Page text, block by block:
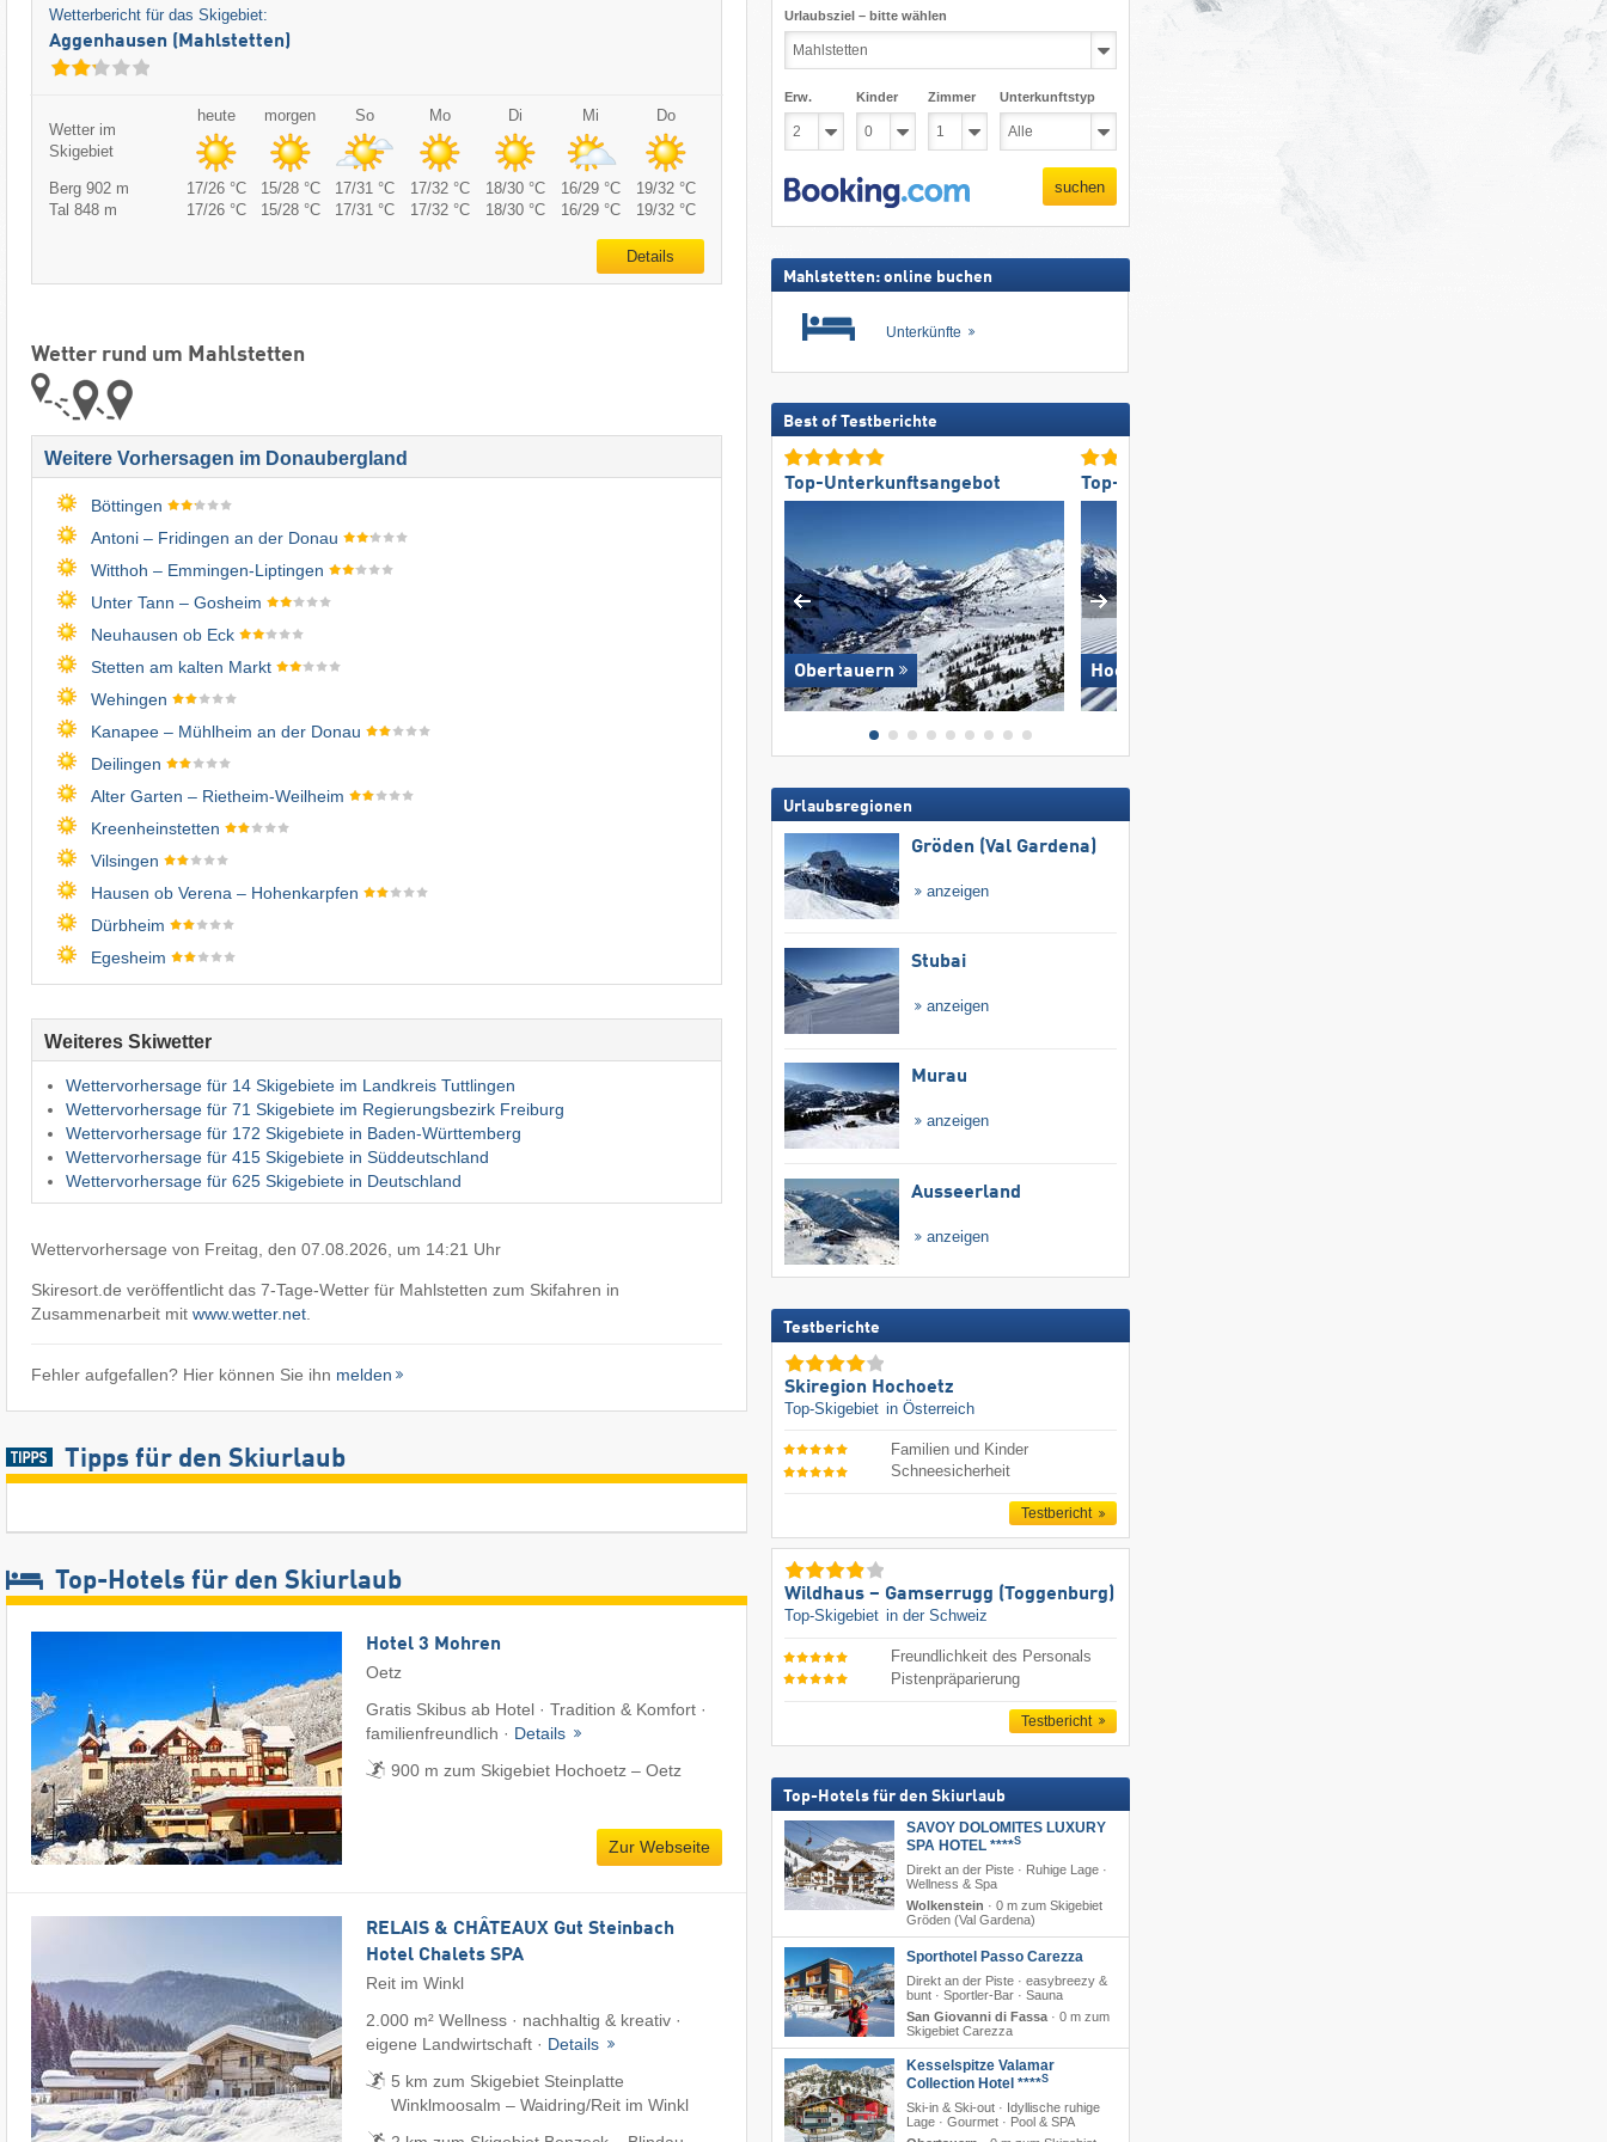
Wetterbericht für das Skigebiet:
Aggenhausen (Mahlstetten)
Wetter im
Skigebiet
heute morgen So Mo Di Mi Do
Berg 902 m 17/26 °C 15/28 °C 17/31 °C 17/32 °C 18/30 °C 16/29 °C
19/32 °C
Tal 848 m
17/26 °C 15/28 °C 17/31 °C 17/32 °C 18/30 °C 16/29 °C 19/32 °C
Details
Wetter rund um Mahlstetten
Weitere Vorhersagen im Donaubergland
Böttingen
Antoni – Fridingen an der Donau
Witthoh – Emmingen-Liptingen
Unter Tann – Gosheim
Neuhausen ob Eck
Stetten am kalten Markt
Wehingen
Kanapee – Mühlheim an der Donau
Deilingen
Alter Garten – Rietheim-Weilheim
Kreenheinstetten
Vilsingen
Hausen ob Verena – Hohenkarpfen
Dürbheim
Egesheim
Weiteres Skiwetter
Wettervorhersage für 14 Skigebiete im Landkreis Tuttlingen
Wettervorhersage für 71 Skigebiete im Regierungsbezirk Freiburg
Wettervorhersage für 172 Skigebiete in Baden-Württemberg
Wettervorhersage für 415 Skigebiete in Süddeutschland
Wettervorhersage für 625 Skigebiete in Deutschland
Wettervorhersage von Freitag, den 07.08.2026, um 14:21 Uhr
Skiresort.de veröffentlicht das 7-Tage-Wetter für Mahlstetten zum Skifahren in
Zusammenarbeit mit www.wetter.net.
Fehler aufgefallen? Hier können Sie ihn melden
Tipps für den Skiurlaub
Top-Hotels für den Skiurlaub
Hotel 3 Mohren
Oetz
Gratis Skibus ab Hotel · Tradition & Komfort ·
familienfreundlich · Details
900 m zum Skigebiet Hochoetz – Oetz
Zur Webseite
RELAIS & CHÂTEAUX Gut Steinbach
Hotel Chalets SPA
Reit im Winkl
2.000 m² Wellness · nachhaltig & kreativ ·
eigene Landwirtschaft · Details
5 km zum Skigebiet Steinplatte
Winklmoosalm – Waidring/​Reit im Winkl
Urlaubsziel – bitte wählen
Erw. Kinder Zimmer Unterkunftstyp
suchen
Mahlstetten: online buchen
Unterkünfte
Best of Testberichte
Top-Unterkunftsangebot
Obertauern
Top-Pistenpräparierung
Hochkönig
Urlaubsregionen
Gröden (Val Gardena)
anzeigen
Stubai
anzeigen
Murau
anzeigen
Ausseerland
anzeigen
Testberichte
Skiregion Hochoetz
Top-Skigebiet in Österreich
Familien und Kinder
Schneesicherheit
Testbericht
Wildhaus – Gamserrugg (Toggenburg)
Top-Skigebiet in der Schweiz
Freundlichkeit des Personals
Pistenpräparierung
Testbericht
Top-Hotels für den Skiurlaub
SAVOY DOLOMITES LUXURY
SPA HOTEL ****S
Direkt an der Piste · Ruhige Lage ·
Wellness & Spa
Wolkenstein · 0 m zum Skigebiet
Gröden (Val Gardena)
Sporthotel Passo Carezza
Direkt an der Piste · easybreezy &
bunt · Sportler-Bar · Sauna
San Giovanni di Fassa· 0 m zum
Skigebiet Carezza
Kesselspitze Valamar
Collection Hotel ****S
Ski-in & Ski-out · Idyllische ruhige
Lage · Gourmet · Pool & SPA